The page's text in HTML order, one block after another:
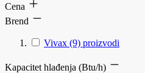
Cena
Brend
Vivax (9) proizvodi
Kapacitet hlađenja (Btu/h)